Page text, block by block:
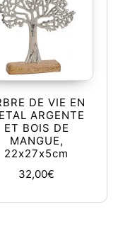
DE VIE EN
ARGENTE
ET BOIS DE
MANGUE,
22x27x5cm
32,00€